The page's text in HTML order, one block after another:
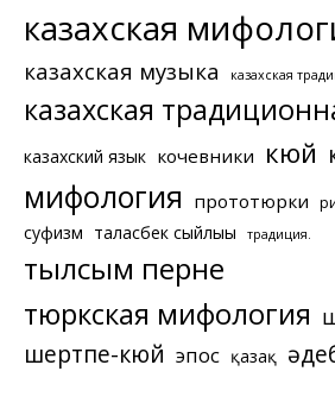
казахская
казахская музыка казахская
казахская
казахский язык кочевники кюй
мифология прототюрки
суфизм таласбек сыйлығы традиция.
тылсым перне
тюркская мифология
шертпе-кюй эпос қазақ